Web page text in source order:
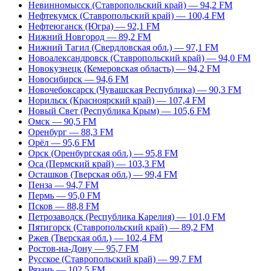
Невинномысск (Ставропольский край) — 94,2 FM
Нефтекумск (Ставропольский край) — 100,4 FM
Нефтеюганск (Югра) — 92,1 FM
Нижний Новгород — 89,2 FM
Нижний Тагил (Свердловская обл.) — 97,1 FM
Новоалександровск (Ставропольский край) — 94,0 FM
Новокузнецк (Кемеровская область) — 94,2 FM
Новосибирск — 94,6 FM
Новочебоксарск (Чувашская Республика) — 90,3 FM
Норильск (Красноярский край) — 107,4 FM
Новый Свет (Республика Крым) — 105,6 FM
Омск — 90,5 FM
Оренбург — 88,3 FM
Орёл — 95,6 FM
Орск (Оренбургская обл.) — 95,8 FM
Оса (Пермский край) — 103,3 FM
Осташков (Тверская обл.) — 99,4 FM
Пенза — 94,7 FM
Пермь — 95,0 FM
Псков — 88,8 FM
Петрозаводск (Республика Карелия) — 101,0 FM
Пятигорск (Ставропольский край) — 89,2 FM
Ржев (Тверская обл.) — 102,4 FM
Ростов-на-Дону — 95,7 FM
Русское (Ставропольский край) — 99,7 FM